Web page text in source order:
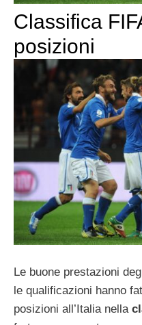
Classifica
posizioni
Le buone prestazioni
le qualificazioni hanno
posizioni all’Italia nella